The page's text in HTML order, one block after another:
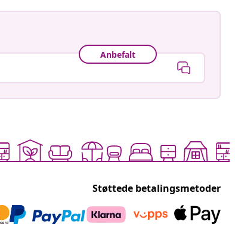
Anbefalt
Støttede betalingsmetoder